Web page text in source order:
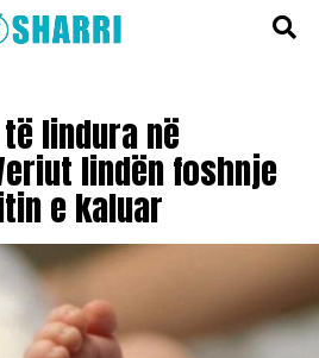
lindura në
lindën foshnje
e kaluar